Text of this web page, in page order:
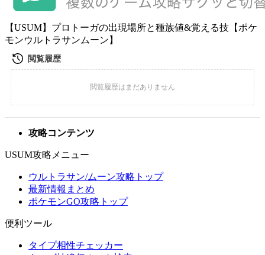
【USUM】プロトーガの出現場所と種族値&覚える技【ポケ
モンウルトラサンムーン】
攻略コンテンツ
USUM攻略メニュー
ウルトラサン/ムーン攻略トップ
最新情報まとめ
ポケモンGO攻略トップ
便利ツール
タイプ相性チェッカー